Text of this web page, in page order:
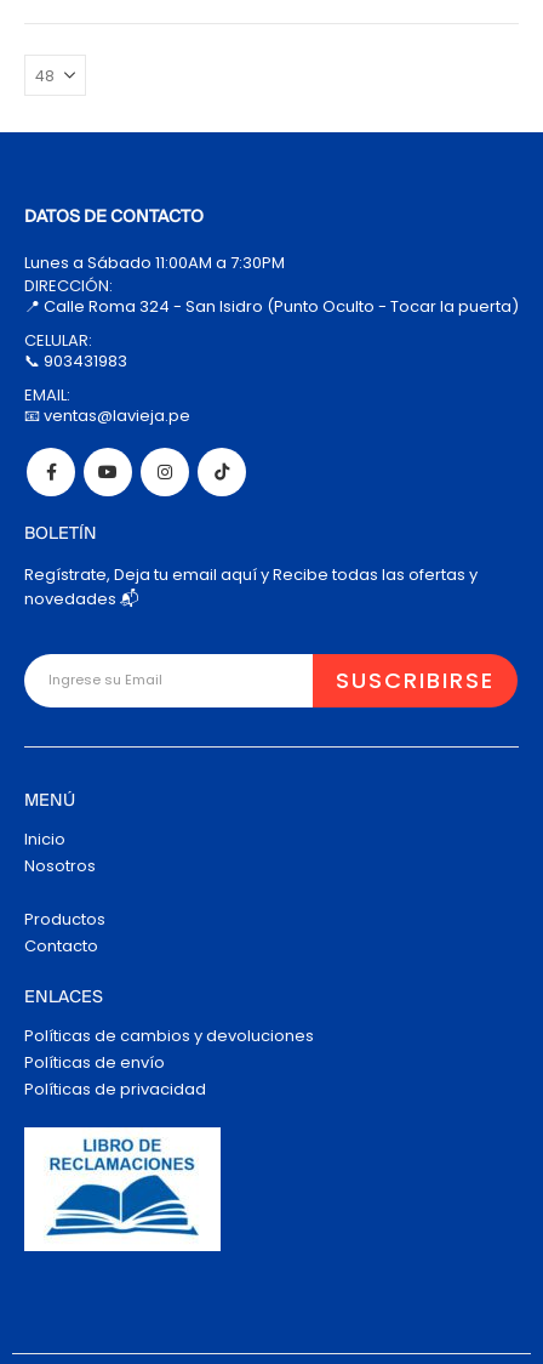
DATOS DE CONTACTO
Lunes a Sábado 11:00AM a 7:30PM
DIRECCIÓN:
📍 Calle Roma 324 - San Isidro (Punto Oculto - Tocar la puerta)
CELULAR:
📞 903431983
EMAIL:
📧 ventas@lavieja.pe
BOLETÍN
Regístrate, Deja tu email aquí y Recibe todas las ofertas y
novedades 📬
MENÚ
Inicio
Nosotros
Productos
Contacto
ENLACES
Políticas de cambios y devoluciones
Políticas de envío
Políticas de privacidad